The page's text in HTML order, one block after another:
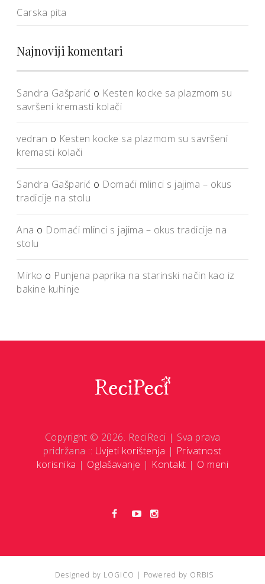
Carska pita
Najnoviji komentari
Sandra Gašparić o Kesten kocke sa plazmom su
savršeni kremasti kolači
vedran o Kesten kocke sa plazmom su savršeni
kremasti kolači
Sandra Gašparić o Domaći mlinci s jajima – okus
tradicije na stolu
Ana o Domaći mlinci s jajima – okus tradicije na
stolu
Mirko o Punjena paprika na starinski način kao iz
bakine kuhinje
Copyright © 2026. ReciReci | Sva prava
pridržana :: Uvjeti korištenja | Privatnost
korisnika | Oglašavanje | Kontakt | O meni
Designed by LOGICO | Powered by ORBIS